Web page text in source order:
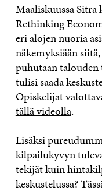
Maaliskuussa Sitra
Rethinking
eri alojen nuoria
näkemyksiään
puhutaan talouden
tulisi saada
Opiskelijat
tällä videolla.
Lisäksi
kilpailukyvyn
tekijät kuin
keskustelussa?